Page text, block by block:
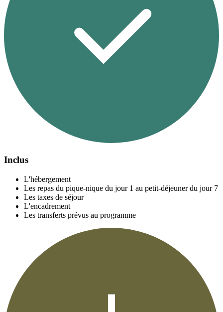
Inclus
L'hébergement
Les repas du pique-nique du jour 1 au petit-déjeuner du jour 7
Les taxes de séjour
L'encadrement
Les transferts prévus au programme